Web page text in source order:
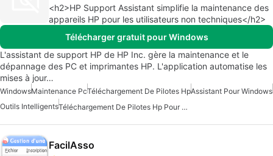
<h2>HP Support Assistant simplifie la maintenance des
appareils HP pour les utilisateurs non techniques</h2>
Télécharger gratuit pour Windows
L'assistant de support HP de HP Inc. gère la maintenance et le
dépannage des PC et imprimantes HP. L'application automatise les
mises à jour…
WindowsMaintenance PcTéléchargement De Pilotes HpAssistant Pour Windows
Outils Intelligents
Téléchargement De Pilotes Hp Pour Windows
FacilAsso